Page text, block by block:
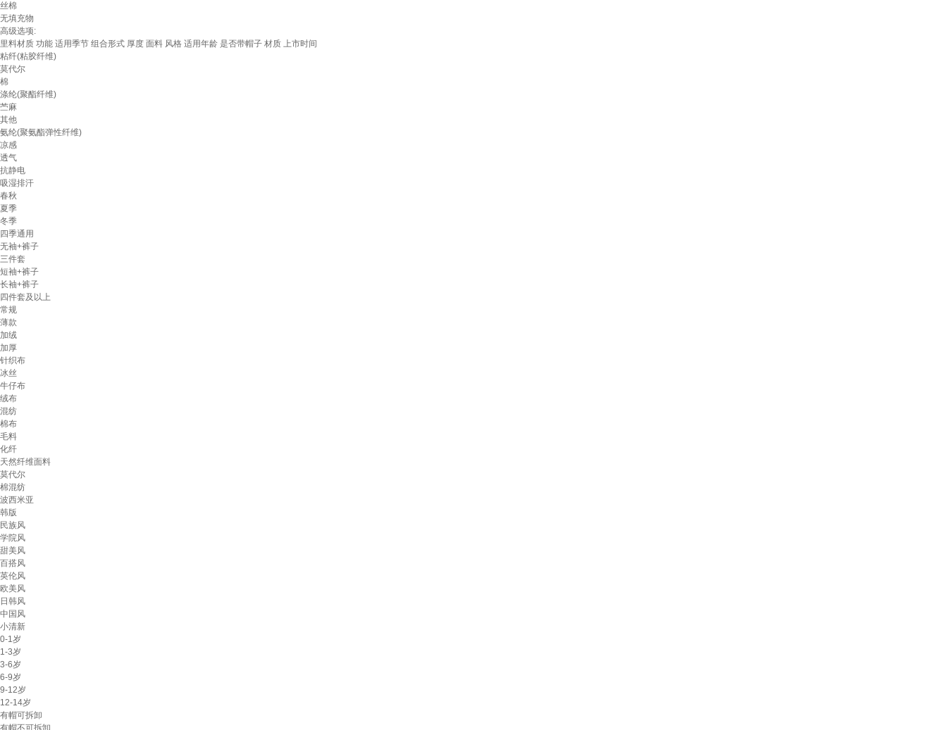
丝棉
无填充物
高级选项:
里料材质 功能 适用季节 组合形式 厚度 面料 风格 适用年龄 是否带帽子 材质 上市时间
粘纤(粘胶纤维)
莫代尔
棉
涤纶(聚酯纤维)
苎麻
其他
氨纶(聚氨酯弹性纤维)
凉感
透气
抗静电
吸湿排汗
春秋
夏季
冬季
四季通用
无袖+裤子
三件套
短袖+裤子
长袖+裤子
四件套及以上
常规
薄款
加绒
加厚
针织布
冰丝
牛仔布
绒布
混纺
棉布
毛料
化纤
天然纤维面料
莫代尔
棉混纺
波西米亚
韩版
民族风
学院风
甜美风
百搭风
英伦风
欧美风
日韩风
中国风
小清新
0-1岁
1-3岁
3-6岁
6-9岁
9-12岁
12-14岁
有帽可拆卸
有帽不可拆卸